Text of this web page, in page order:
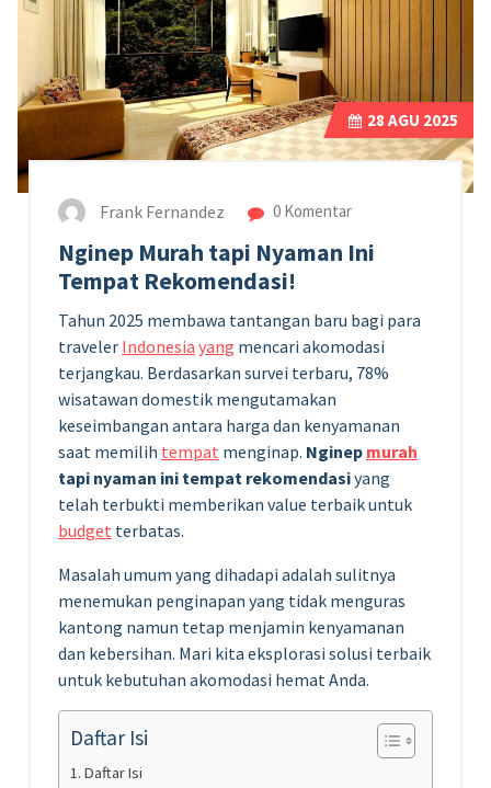
28 AGU 2025
Frank Fernandez 0 Komentar
Nginep Murah tapi Nyaman Ini
Tempat Rekomendasi!
Tahun 2025 membawa tantangan baru bagi para
traveler Indonesia yang mencari akomodasi
terjangkau. Berdasarkan survei terbaru, 78%
wisatawan domestik mengutamakan
keseimbangan antara harga dan kenyamanan
saat memilih tempat menginap. Nginep murah
tapi nyaman ini tempat rekomendasiyang
telah terbukti memberikan value terbaik untuk
budget terbatas.
Masalah umum yang dihadapi adalah sulitnya
menemukan penginapan yang tidak menguras
kantong namun tetap menjamin kenyamanan
dan kebersihan. Mari kita eksplorasi solusi terbaik
untuk kebutuhan akomodasi hemat Anda.
Daftar Isi
Daftar Isi